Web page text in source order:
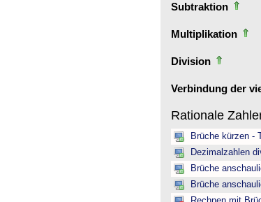
Subtraktion
Multiplikation
Division
Verbindung der
Rationale
Brüche kürzen -
Dezimalzahlen
Brüche
Brüche